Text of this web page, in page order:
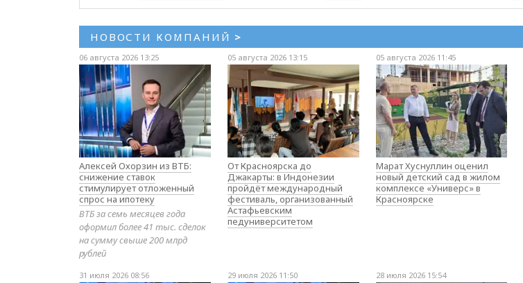
НОВОСТИ КОМПАНИЙ >
06 августа 2026 13:25
Алексей Охорзин из ВТБ:
снижение ставок
стимулирует отложенный
спрос на ипотеку
ВТБ за семь месяцев года
оформил более 41 тыс. сделок
на сумму свыше 200 млрд
рублей
05 августа 2026 13:15
От Красноярска до
Джакарты: в Индонезии
пройдёт международный
фестиваль, организованный
Астафьевским
педуниверситетом
05 августа 2026 11:45
Марат Хуснуллин оценил
новый детский сад в жилом
комплексе «Универс» в
Красноярске
31 июля 2026 08:56 29 июля 2026 11:50 28 июля 2026 15:54